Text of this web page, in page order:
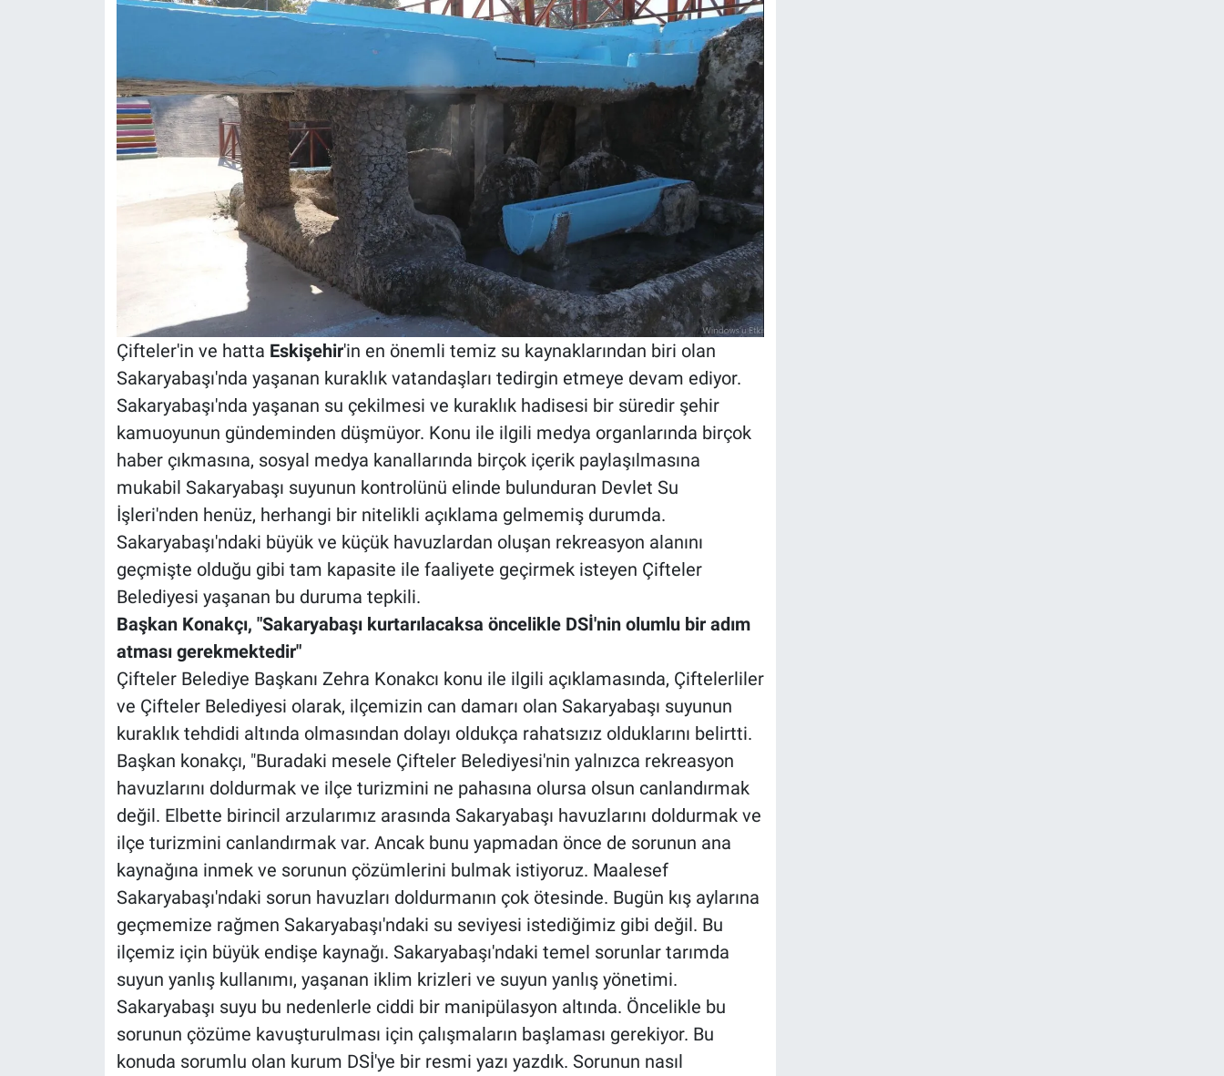
Çifteler'in ve hatta Eskişehir'in en önemli temiz su kaynaklarından biri olan
Sakaryabaşı'nda yaşanan kuraklık vatandaşları tedirgin etmeye devam ediyor.
Sakaryabaşı'nda yaşanan su çekilmesi ve kuraklık hadisesi bir süredir şehir
kamuoyunun gündeminden düşmüyor. Konu ile ilgili medya organlarında birçok
haber çıkmasına, sosyal medya kanallarında birçok içerik paylaşılmasına
mukabil Sakaryabaşı suyunun kontrolünü elinde bulunduran Devlet Su
İşleri'nden henüz, herhangi bir nitelikli açıklama gelmemiş durumda.
Sakaryabaşı'ndaki büyük ve küçük havuzlardan oluşan rekreasyon alanını
geçmişte olduğu gibi tam kapasite ile faaliyete geçirmek isteyen Çifteler
Belediyesi yaşanan bu duruma tepkili.
Başkan Konakçı, "Sakaryabaşı kurtarılacaksa öncelikle DSİ'nin olumlu bir adım
atması gerekmektedir"
Çifteler Belediye Başkanı Zehra Konakcı konu ile ilgili açıklamasında, Çiftelerliler
ve Çifteler Belediyesi olarak, ilçemizin can damarı olan Sakaryabaşı suyunun
kuraklık tehdidi altında olmasından dolayı oldukça rahatsızız olduklarını belirtti.
Başkan konakçı, "Buradaki mesele Çifteler Belediyesi'nin yalnızca rekreasyon
havuzlarını doldurmak ve ilçe turizmini ne pahasına olursa olsun canlandırmak
değil. Elbette birincil arzularımız arasında Sakaryabaşı havuzlarını doldurmak ve
ilçe turizmini canlandırmak var. Ancak bunu yapmadan önce de sorunun ana
kaynağına inmek ve sorunun çözümlerini bulmak istiyoruz. Maalesef
Sakaryabaşı'ndaki sorun havuzları doldurmanın çok ötesinde. Bugün kış aylarına
geçmemize rağmen Sakaryabaşı'ndaki su seviyesi istediğimiz gibi değil. Bu
ilçemiz için büyük endişe kaynağı. Sakaryabaşı'ndaki temel sorunlar tarımda
suyun yanlış kullanımı, yaşanan iklim krizleri ve suyun yanlış yönetimi.
Sakaryabaşı suyu bu nedenlerle ciddi bir manipülasyon altında. Öncelikle bu
sorunun çözüme kavuşturulması için çalışmaların başlaması gerekiyor. Bu
konuda sorumlu olan kurum DSİ'ye bir resmi yazı yazdık. Sorunun nasıl